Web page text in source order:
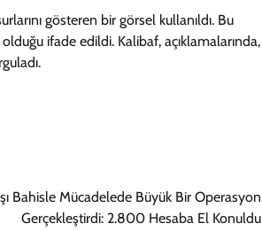
gösteren bir görsel kullanıldı. Bu
ifade edildi. Kalibaf, açıklamalarında,
Bahisle Mücadelede Büyük Bir Operasyon
Gerçekleştirdi: 2.800 Hesaba El Konuldu